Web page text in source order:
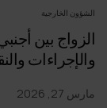
الشؤون الخارجية
الزواج بين
والإجراءات
مارس 27, 2026